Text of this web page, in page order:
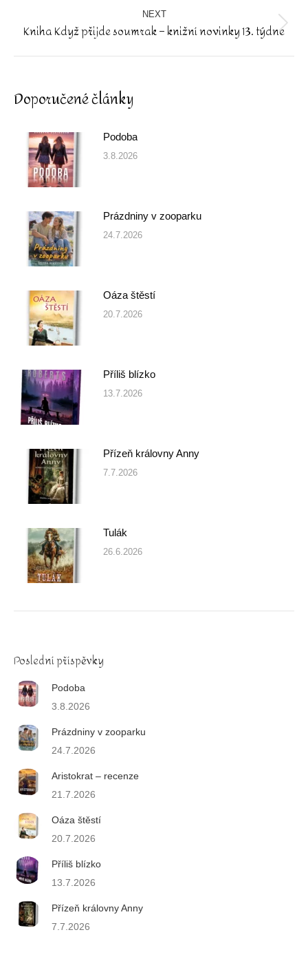
NEXT
Next
Kniha Když přijde soumrak – knižní novinky 13. týdne
Doporučené články
Podoba
3.8.2026
Prázdniny v zooparku
24.7.2026
Oáza štěstí
20.7.2026
Příliš blízko
13.7.2026
Přízeň královny Anny
7.7.2026
Tulák
26.6.2026
Poslední příspěvky
Podoba
3.8.2026
Prázdniny v zooparku
24.7.2026
Aristokrat – recenze
21.7.2026
Oáza štěstí
20.7.2026
Příliš blízko
13.7.2026
Přízeň královny Anny
7.7.2026